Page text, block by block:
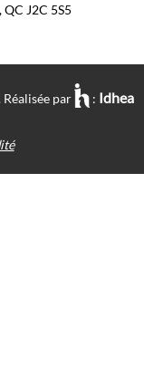
J2C 5S5
par : Idhea